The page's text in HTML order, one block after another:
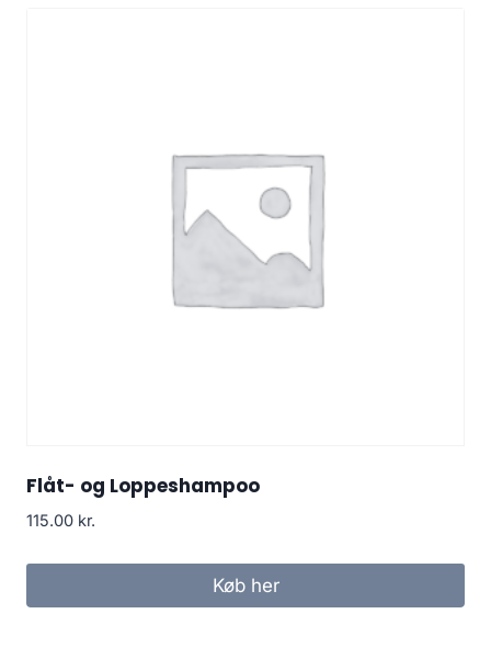
Flåt- og Loppeshampoo
115.00 kr.
Køb her